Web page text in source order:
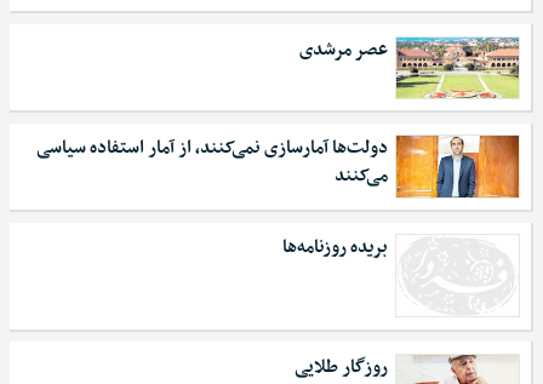
عصر مرشدی
دولت‌ها آمارسازی نمی‌کنند، از آمار استفاده سیاسی
می‌کنند
بریده روزنامه‌ها
روزگار طلایی